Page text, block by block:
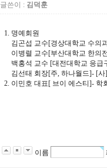
글쓴이 : 김덕훈
1. 명예회원
김곤섭 교수[경상대학교 수의
이병렬 교수[부산대학교 한의
백홍석 교수 [대전대학교 응급
김선태 회장[주, 하나월드]- [사
2. 이민호 대표[ 브이 에스티]- 학
이름